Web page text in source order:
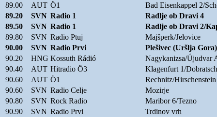
89.00
AUT Ö1
Bad Eisenkappel 2/
89.20
SVN Radio 1
Radlje ob Dravi 4
89.50
SVN Radio 1
Radlje ob Dravi 2/
89.80
SVN Radio Ptuj
Majšperk/Jelovice
90.00
SVN Radio Prvi
Plešivec (Uršlja Gora)
90.20
HNG Kossuth Rádió
Nagykanizsa/Újudvar
90.40
AUT Hitradio Ö3
Klagenfurt 1/
90.60
AUT Ö1
Rechnitz/Hirschenstein
90.60
SVN Radio Celje
Mozirje
90.80
SVN Rock Radio
Maribor 6/Tezno
90.90
SVN Radio Prvi
Trdinov vrh